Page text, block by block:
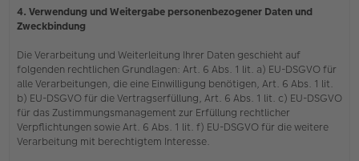
4. Verwendung und Weitergabe personenbezogener Daten und
Zweckbindung
Die Verarbeitung und Weiterleitung Ihrer Daten geschieht auf
folgenden rechtlichen Grundlagen: Art. 6 Abs. 1 lit. a) EU-DSGVO für
alle Verarbeitungen, die eine Einwilligung benötigen, Art. 6 Abs. 1 lit.
b) EU-DSGVO für die Vertragserfüllung, Art. 6 Abs. 1 lit. c) EU-DSGVO
für das Zustimmungsmanagement zur Erfüllung rechtlicher
Verpflichtungen sowie Art. 6 Abs. 1 lit. f) EU-DSGVO für die weitere
Verarbeitung mit berechtigtem Interesse.